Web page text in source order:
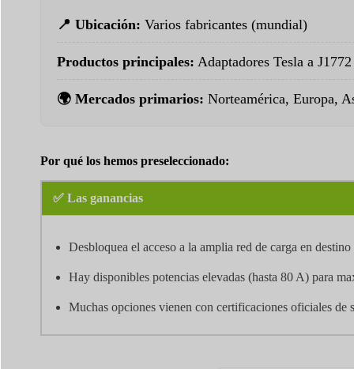
📍 Ubicación: Varios fabricantes (mundial)
Productos principales: Adaptadores Tesla a
🌍 Mercados primarios: Norteamérica, Europa,
Por qué los hemos preseleccionado:
✅ Las ganancias
Desbloquea el acceso a la amplia red de carga en
Hay disponibles potencias elevadas (hasta 80 A) para
Muchas opciones vienen con certificaciones oficiales de